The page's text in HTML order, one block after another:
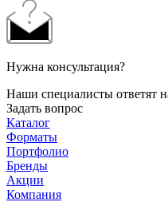
Нужна консультация?
Наши специалисты ответят
Задать вопрос
Каталог
Форматы
Портфолио
Бренды
Акции
Компания